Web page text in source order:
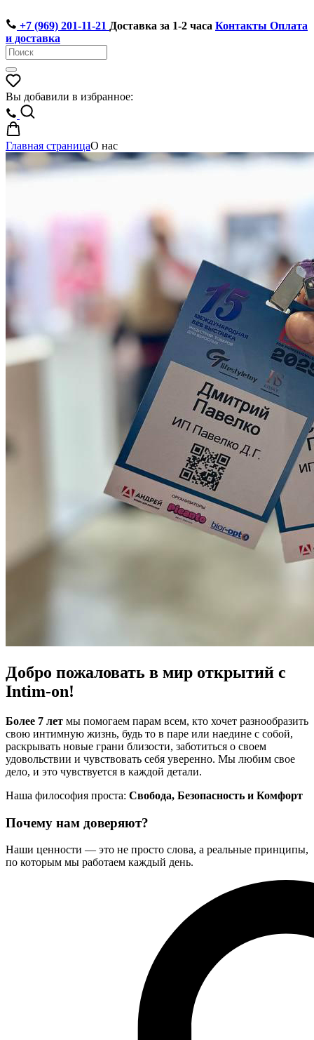
+7 (969) 201-11-21 Доставка за 1-2 часа Контакты Оплата
и доставка
Вы добавили в избранное:
Главная страницаО нас
Добро пожаловать в мир открытий с
Intim-on!
Более 7 лет мы помогаем парам всем, кто хочет разнообразить
свою интимную жизнь, будь то в паре или наедине с собой,
раскрывать новые грани близости, заботиться о своем
удовольствии и чувствовать себя уверенно. Мы любим свое
дело, и это чувствуется в каждой детали.
Наша философия проста: Свобода, Безопасность и Комфорт
Почему нам доверяют?
Наши ценности — это не просто слова, а реальные принципы,
по которым мы работаем каждый день.